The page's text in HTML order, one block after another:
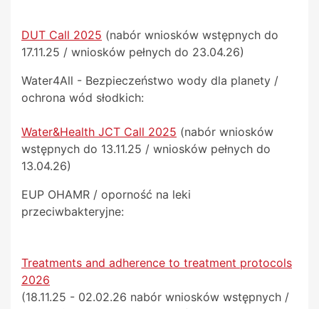
DUT Call 2025 (nabór wniosków wstępnych do
17.11.25 / wniosków pełnych do 23.04.26)
Water4All - Bezpieczeństwo wody dla planety /
ochrona wód słodkich:
Water&Health JCT Call 2025 (nabór wniosków
wstępnych do 13.11.25 / wniosków pełnych do
13.04.26)
EUP OHAMR / oporność na leki
przeciwbakteryjne:
Treatments and adherence to treatment protocols
2026
(18.11.25 - 02.02.26 nabór wniosków wstępnych /